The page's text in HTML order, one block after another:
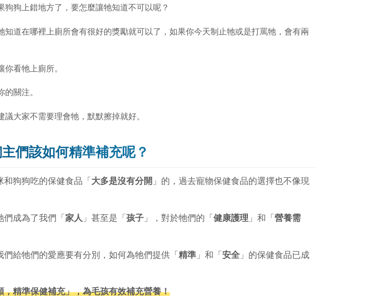
狗狗上錯地方了，要怎麼讓牠知道不可以呢？
知道在哪裡上廁所會有很好的獎勵就可以了，如果你今天制止牠或是打罵牠，會有兩
看牠上廁所。
關注。
大家不需要理會牠，默默擦掉就好。
們該如何精準補充呢？
狗狗吃的保健食品「 大多是沒有分開 」的，過去寵物保健食品的選擇也不像現
成為了我們「 家人 」甚至是「 孩子 」，對於牠們的「 健康護理 」和「 營養需
給牠們的愛應要有分別，如何為牠們提供「 精準 」和「 安全 」的保健食品已成
精準保健補充」，為毛孩有效補充營養！